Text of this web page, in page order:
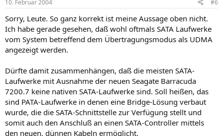
10. Februar 2004 #6
Sorry, Leute. So ganz korrekt ist meine Aussage oben nicht.
Ich habe gerade gesehen, daß wohl oftmals SATA Laufwerke
vom System betreffend dem Übertragungsmodus als UDMA
angezeigt werden.
Dürfte damit zusammenhängen, daß die meisten SATA-
Laufwerke mit Ausnahme der neuen Seagate Barracuda
7200.7 keine nativen SATA-Laufwerke sind. Soll heißen, das
sind PATA-Laufwerke in denen eine Bridge-Lösung verbaut
wurde, die die SATA-Schnittstelle zur Verfügung stellt und
somit auch den Anschluß an einen SATA-Controller mittels
den neuen, dünnen Kabeln ermöglicht.